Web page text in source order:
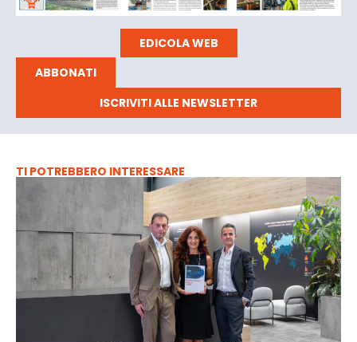
EDICOLA WEB
ABBONATI
ISCRIVITI ALLE NEWSLETTER
TI POTREBBERO INTERESSARE